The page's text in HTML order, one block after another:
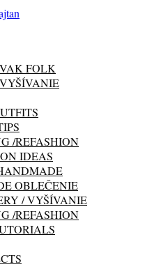
FOLK
/REFASHION
IDEAS
OBLEČENIE
/ VYŠÍVANIE
/REFASHION